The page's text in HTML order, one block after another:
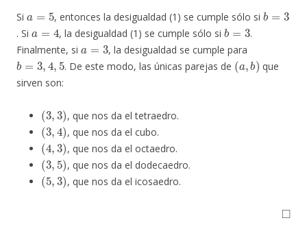
Si , entonces la desigualdad (1) se cumple sólo si
b
. Si
a 4
, la desigualdad (1) se cumple sólo si
b =3
.
Finalmente, si
a=3
, la desigualdad se cumple para
b=3,4,5
. De este modo, las únicas parejas de
(a, b )
que
sirven son:
(3 3)
, que nos da el tetraedro.
(3, 4)
, que nos da el cubo.
(4, 3)
, que nos da el octaedro.
(3, 5)
, que nos da el dodecaedro.
(5, 3)
, que nos da el icosaedro.
◻